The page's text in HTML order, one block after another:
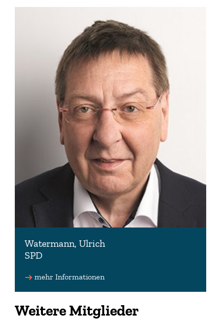
Watermann, Ulrich
SPD
Vorsitzender der Kommission zu Fragen der
mehr Informationen
Weitere Mitglieder